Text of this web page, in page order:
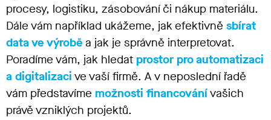
procesy, logistiku, zásobování či nákup materiálu.
Dále vám například ukážeme, jak efektivně sbírat
data ve výrobě a jak je správně interpretovat.
Poradíme vám, jak hledat prostor pro automatizaci
a digitalizaci ve vaší firmě. A v neposlední řadě
vám představíme možnosti financovánívašich
právě vzniklých projektů.